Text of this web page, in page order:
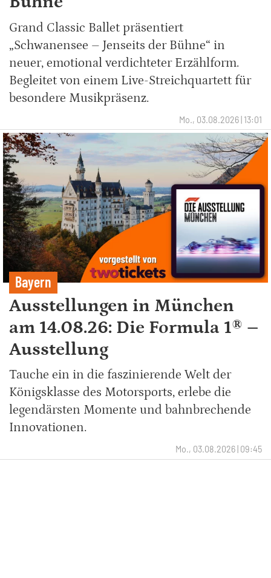
Grand Classic Ballet präsentiert
„Schwanensee – Jenseits der Bühne“ in
neuer, emotional verdichteter Erzählform.
Begleitet von einem Live-Streichquartett für
besondere Musikpräsenz.
Mo., 03.08.2026 | 13:01
Bayern
Ausstellungen in München
am 14.08.26: Die Formula 1® –
Ausstellung
Tauche ein in die faszinierende Welt der
Königsklasse des Motorsports, erlebe die
legendärsten Momente und bahnbrechende
Innovationen.
Mo., 03.08.2026 | 09:45